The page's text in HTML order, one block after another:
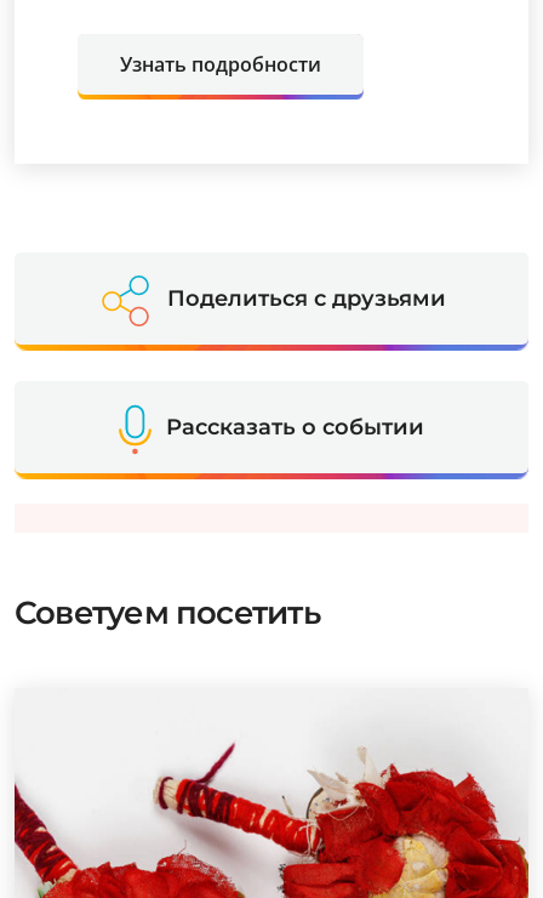
Узнать подробности
Поделиться с друзьями
Рассказать о событии
Советуем посетить